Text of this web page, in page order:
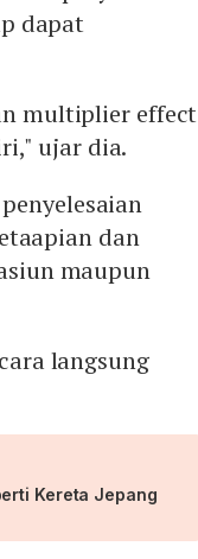
dapat
multiplier effect
ujar dia.
dan
maupun
langsung
Kereta Jepang